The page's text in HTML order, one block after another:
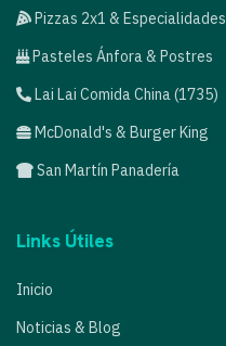
Pizzas 2x1 & Especialidades
Pasteles Ánfora & Postres
Lai Lai Comida China (1735)
McDonald's & Burger King
San Martín Panadería
Links Útiles
Inicio
Noticias & Blog